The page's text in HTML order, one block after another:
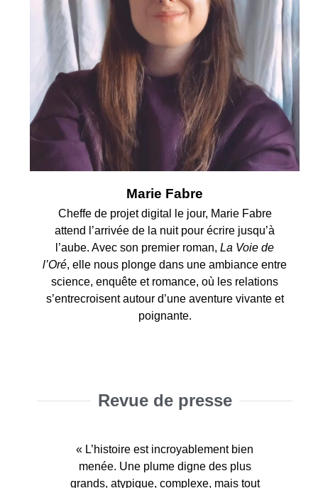
Marie Fabre
Cheffe de projet digital le jour, Marie Fabre
attend l’arrivée de la nuit pour écrire jusqu’à
l’aube. Avec son premier roman, La Voie de
l’Oré, elle nous plonge dans une ambiance entre
science, enquête et romance, où les relations
s’entrecroisent autour d’une aventure vivante et
poignante.
Revue de presse
« L’intrigue, savamment orchestrée,
mêle avec brio enquête policière,
drame social et réflexions
« Vous êtes à la recherche d’une
enquête en pleine révolution
industrielle ? Oubliez les enquêteurs
« L’histoire est incroyablement bien
menée. Une plume digne des plus
grands, atypique, complexe, mais tout
« La plume de Marie est un plaisir à
lire. […] Ce roman m’a fait vivre un
tourbillon d’émotions, impossible à
« La plume est fluide et prenante,
nous offrant les réflexions de notre
héros avec maestria et dépeignant
« Ce roman est un peu inclassable
mélangeant imaginaire, époque
victorienne, science et modernité,
« L’intrigue, savamment orchestrée,
mêle avec brio enquête policière,
drame social et réflexions
« Vous êtes à la recherche d’une
enquête en pleine révolution
industrielle ? Oubliez les enquêteurs